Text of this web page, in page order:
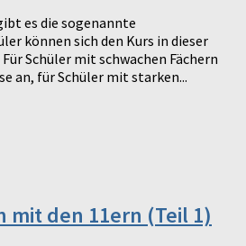
es die sogenannte
können sich den Kurs in dieser
Schüler mit schwachen Fächern
an, für Schüler mit starken...
mit den 11ern (Teil 1)